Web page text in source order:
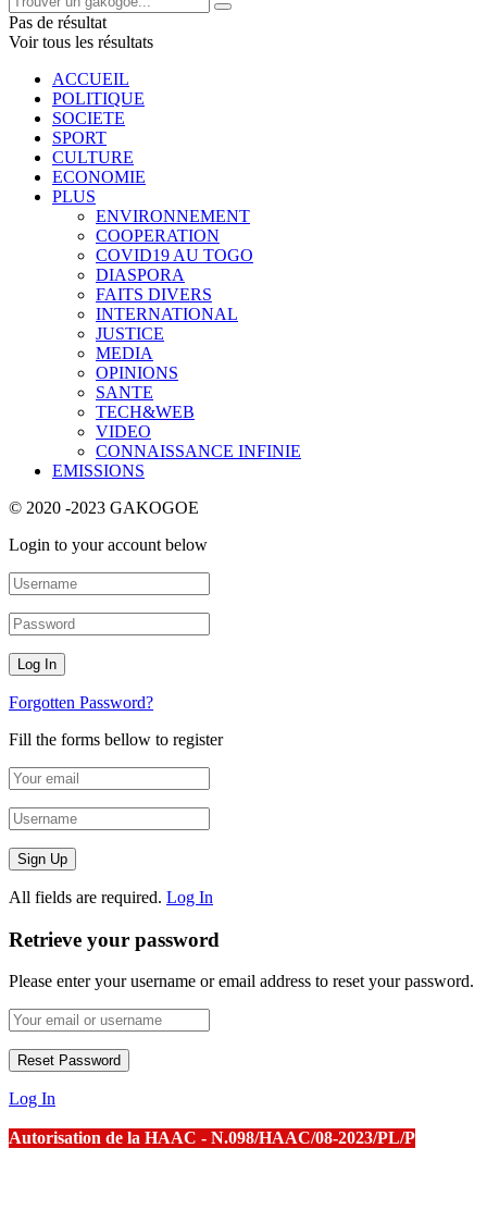
Pas de résultat
Voir tous les résultats
ACCUEIL
POLITIQUE
SOCIETE
SPORT
CULTURE
ECONOMIE
PLUS
ENVIRONNEMENT
COOPERATION
COVID19 AU TOGO
DIASPORA
FAITS DIVERS
INTERNATIONAL
JUSTICE
MEDIA
OPINIONS
SANTE
TECH&WEB
VIDEO
CONNAISSANCE INFINIE
EMISSIONS
© 2020 -2023 GAKOGOE
Login to your account below
Forgotten Password?
Fill the forms bellow to register
All fields are required. Log In
Retrieve your password
Please enter your username or email address to reset your password.
Log In
Autorisation de la HAAC - N.098/HAAC/08-2023/PL/P